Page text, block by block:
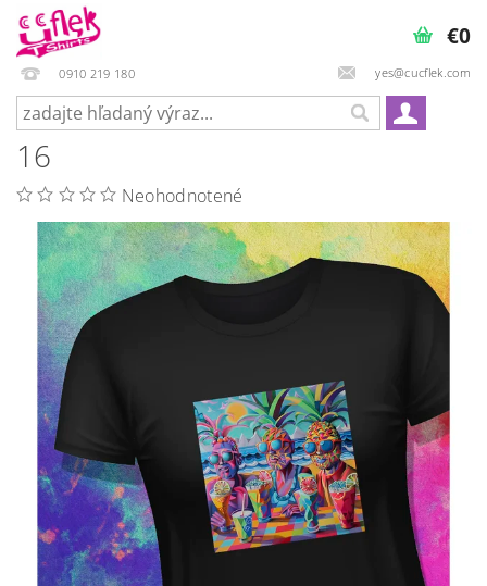
0910 219 180 yes@cucflek.com
€0
16
Neohodnotené